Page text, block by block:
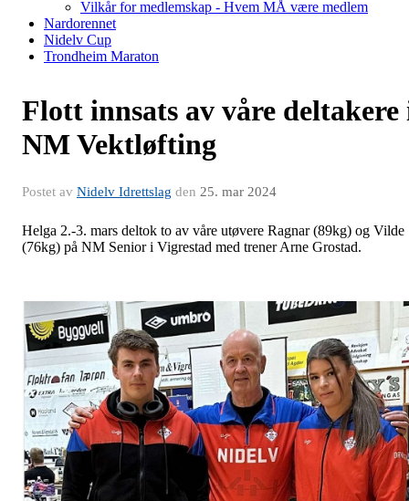
Vilkår for medlemskap - Hvem MÅ være medlem
Nardorennet
Nidelv Cup
Trondheim Maraton
Flott innsats av våre deltakere
NM Vektløfting
Postet av Nidelv Idrettslag den 25. mar 2024
Helga 2.-3. mars deltok to av våre utøvere Ragnar (89kg) og Vilde
(76kg) på NM Senior i Vigrestad med trener Arne Grostad.